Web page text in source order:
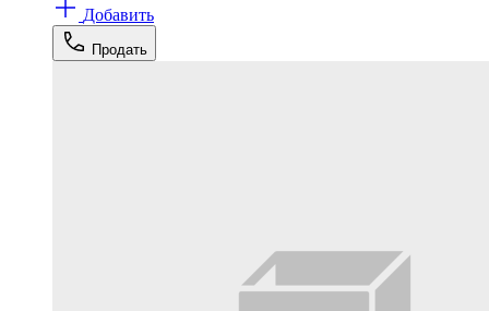
Добавить
Продать